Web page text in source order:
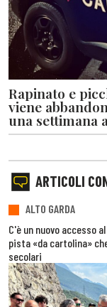
Rapinato e
viene
una settimana
ARTICOLI
ALTO GARDA
C'è un nuovo accesso
pista «da cartolina»
secolari